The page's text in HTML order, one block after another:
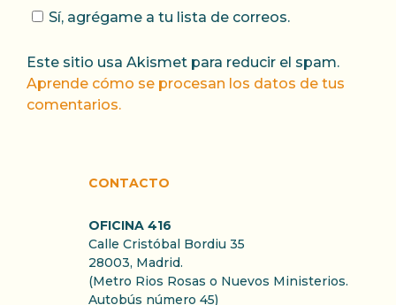
Sí, agrégame a tu lista de correos.
Este sitio usa Akismet para reducir el spam.
Aprende cómo se procesan los datos de tus
comentarios.
CONTACTO
OFICINA 416
Calle Cristóbal Bordiu 35
28003, Madrid.
(Metro Rios Rosas o Nuevos Ministerios.
Autobús número 45)